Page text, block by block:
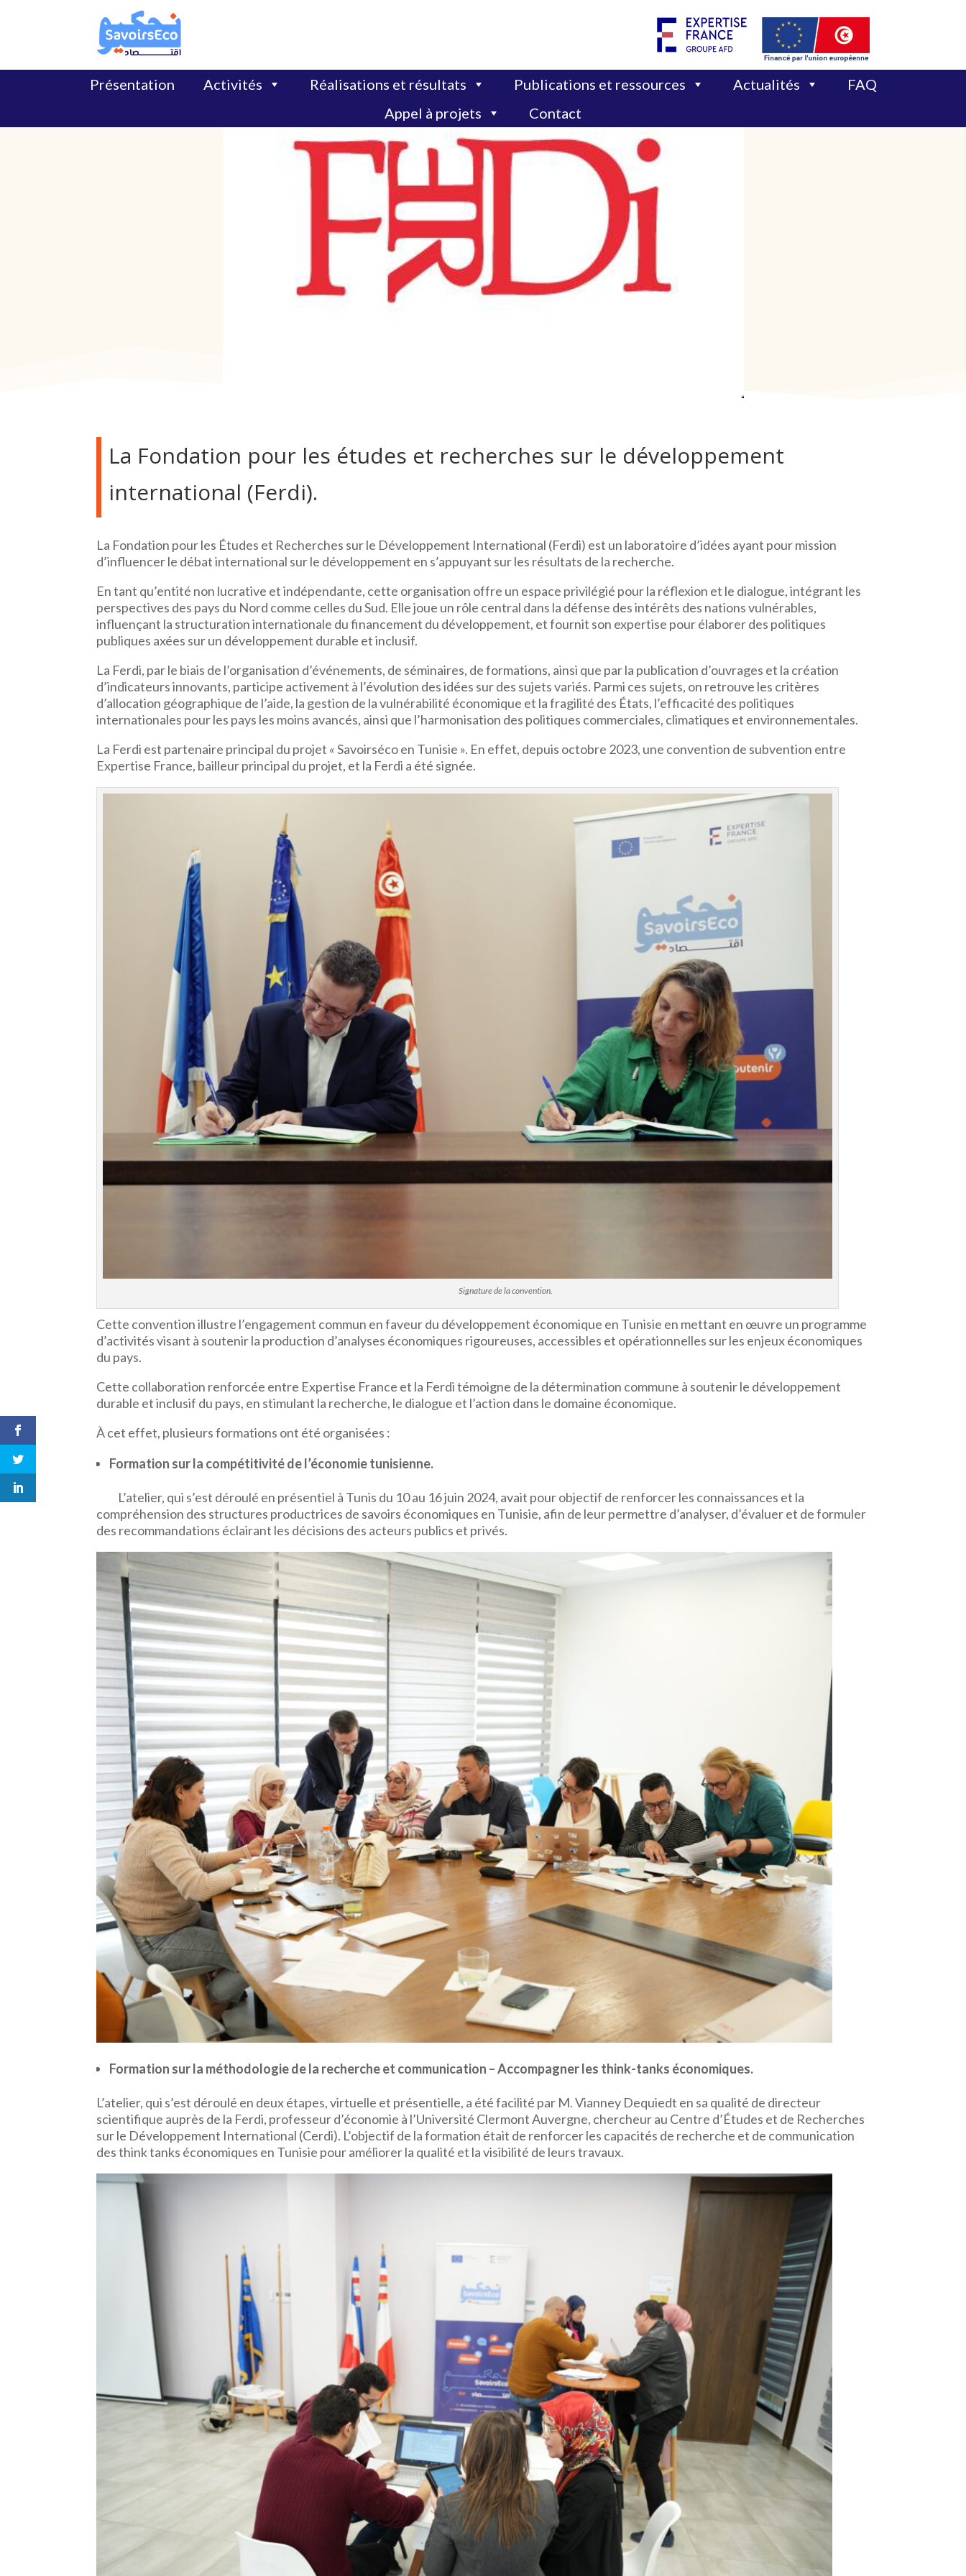
Présentation Activités Réalisations et résultats Publications et ressources Actualités
FAQ
Appel à projets
Contact
La Fondation pour les études et recherches sur le développement
international (Ferdi).
La Fondation pour les Études et Recherches sur le Développement International (Ferdi) est un laboratoire d’idées ayant pour mission
d’influencer le débat international sur le développement en s’appuyant sur les résultats de la recherche.
En tant qu’entité non lucrative et indépendante, cette organisation offre un espace privilégié pour la réflexion et le dialogue, intégrant les
perspectives des pays du Nord comme celles du Sud. Elle joue un rôle central dans la défense des intérêts des nations vulnérables,
influençant la structuration internationale du financement du développement, et fournit son expertise pour élaborer des politiques
publiques axées sur un développement durable et inclusif.
La Ferdi, par le biais de l’organisation d’événements, de séminaires, de formations, ainsi que par la publication d’ouvrages et la création
d’indicateurs innovants, participe activement à l’évolution des idées sur des sujets variés. Parmi ces sujets, on retrouve les critères
d’allocation géographique de l’aide, la gestion de la vulnérabilité économique et la fragilité des États, l’efficacité des politiques
internationales pour les pays les moins avancés, ainsi que l’harmonisation des politiques commerciales, climatiques et environnementales.
La Ferdi est partenaire principal du projet « Savoirséco en Tunisie ». En effet, depuis octobre 2023, une convention de subvention entre
Expertise France, bailleur principal du projet, et la Ferdi a été signée.
Signature de la convention.
Cette convention illustre l’engagement commun en faveur du développement économique en Tunisie en mettant en œuvre un programme
d’activités visant à soutenir la production d’analyses économiques rigoureuses, accessibles et opérationnelles sur les enjeux économiques
du pays.
Cette collaboration renforcée entre Expertise France et la Ferdi témoigne de la détermination commune à soutenir le développement
durable et inclusif du pays, en stimulant la recherche, le dialogue et l’action dans le domaine économique.
À cet effet, plusieurs formations ont été organisées :
Formation sur la compétitivité de l’économie tunisienne.
L’atelier, qui s’est déroulé en présentiel à Tunis du 10 au 16 juin 2024, avait pour objectif de renforcer les connaissances et la
compréhension des structures productrices de savoirs économiques en Tunisie, afin de leur permettre d’analyser, d’évaluer et de formuler
des recommandations éclairant les décisions des acteurs publics et privés.
Formation sur la méthodologie de la recherche et communication – Accompagner les think-tanks économiques.
L’atelier, qui s’est déroulé en deux étapes, virtuelle et présentielle, a été facilité par M. Vianney Dequiedt en sa qualité de directeur
scientifique auprès de la Ferdi, professeur d’économie à l’Université Clermont Auvergne, chercheur au Centre d’Études et de Recherches
sur le Développement International (Cerdi). L’objectif de la formation était de renforcer les capacités de recherche et de communication
des think tanks économiques en Tunisie pour améliorer la qualité et la visibilité de leurs travaux.